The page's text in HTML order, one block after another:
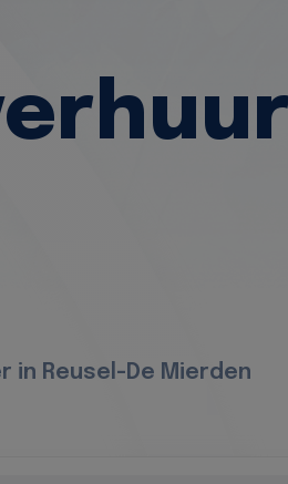
Reusel-De Mierden